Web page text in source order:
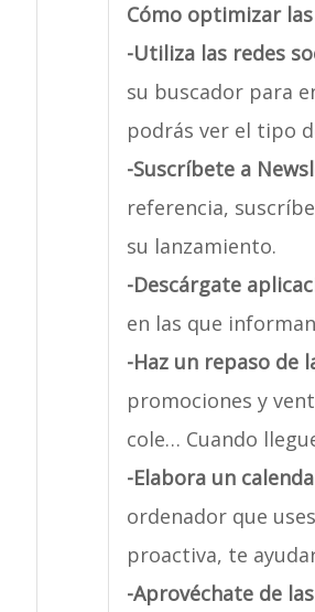
Cómo optimizar
-Utiliza las redes
su buscador para
podrás ver el tipo
-Suscríbete a
referencia,
su lanzamiento.
-Descárgate
en las que
-Haz un repaso de
promociones y
cole… Cuando
-Elabora un
ordenador que
proactiva, te
-Aprovéchate de